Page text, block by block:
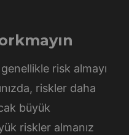
risk almayı
riskler daha
büyük
riskler almanız